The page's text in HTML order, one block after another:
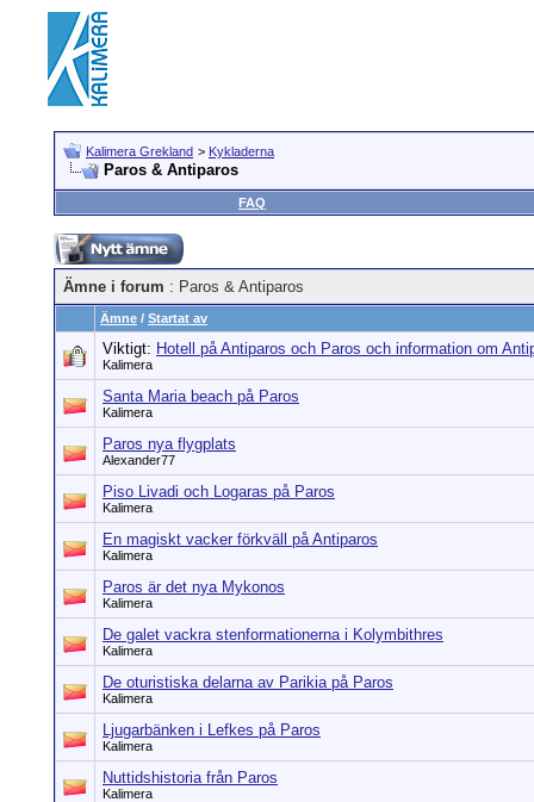
Kalimera Grekland > Kykladerna
Paros & Antiparos
FAQ
Ämne i forum : Paros & Antiparos
Ämne / Startat av
Viktigt: Hotell på Antiparos och Paros och information om
Kalimera
Santa Maria beach på Paros
Kalimera
Paros nya flygplats
Alexander77
Piso Livadi och Logaras på Paros
Kalimera
En magiskt vacker förkväll på Antiparos
Kalimera
Paros är det nya Mykonos
Kalimera
De galet vackra stenformationerna i Kolymbithres
Kalimera
De oturistiska delarna av Parikia på Paros
Kalimera
Ljugarbänken i Lefkes på Paros
Kalimera
Nuttidshistoria från Paros
Kalimera